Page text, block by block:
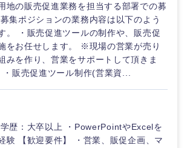
三重県
地の販売促進業務を担当する部署での募
集ポジションの業務内容は以下のよう
。 ・販売促進ツールの制作や、販売促
をお任せします。 ※現場の営業が売り
みを作り、営業をサポートして頂きま
販売促進ツール制作(営業資...
学歴：大卒以上 ・PowerPointやExcelを
験 【歓迎要件】 ・営業、販促企画、マ